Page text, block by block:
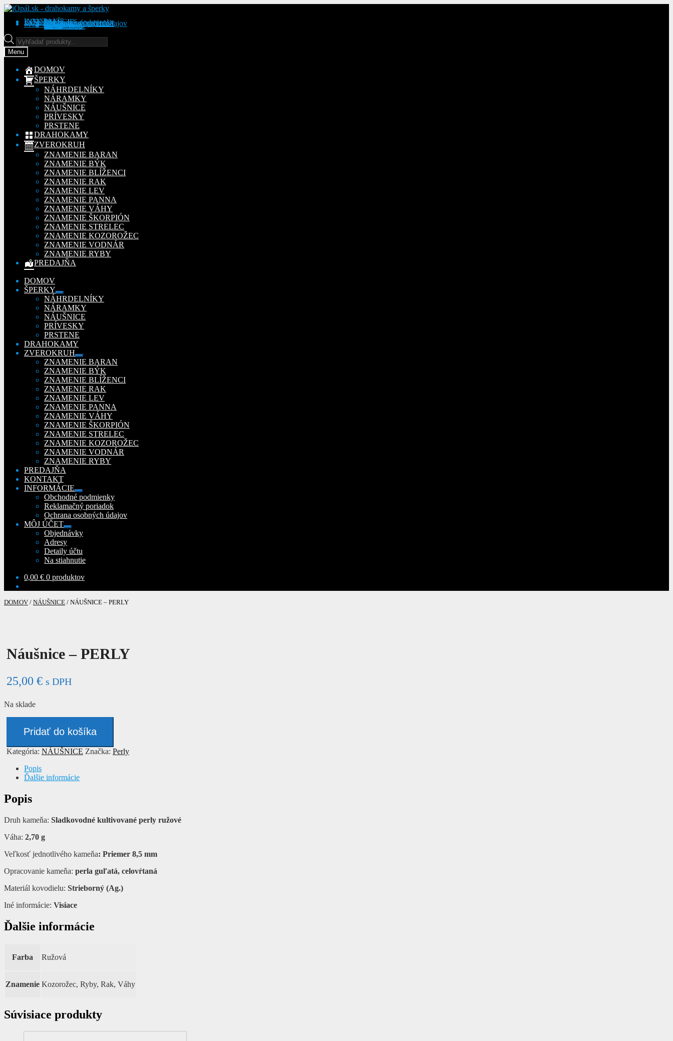
Preskočiť
navigáciu
Preskočiť
obsah
KONTAKT
INFORMÁCIE
Obchodné podmienky
Reklamačný poriadok
Ochrana osobných údajov
MÔJ ÚČETObjednávky
Adresy
Detaily účtu
Na stiahnutie
Products
search
Menu
DOMOV
ŠPERKY
NÁHRDELNÍKY
NÁRAMKY
NÁUŠNICE
PRÍVESKY
PRSTENE
DRAHOKAMY
ZVEROKRUH
ZNAMENIE BARAN
ZNAMENIE BÝK
ZNAMENIE BLÍŽENCI
ZNAMENIE RAK
ZNAMENIE LEV
ZNAMENIE PANNA
ZNAMENIE VÁHY
ZNAMENIE ŠKORPIÓN
ZNAMENIE STRELEC
ZNAMENIE KOZOROŽEC
ZNAMENIE VODNÁR
ZNAMENIE RYBY
PREDAJŇA
DOMOV
ŠPERKY
Rozbaliť
podradené
menu
NÁHRDELNÍKY
NÁRAMKY
NÁUŠNICE
PRÍVESKY
PRSTENE
DRAHOKAMY
ZVEROKRUH
Rozbaliť
podradené
menu
ZNAMENIE BARAN
ZNAMENIE BÝK
ZNAMENIE BLÍŽENCI
ZNAMENIE RAK
ZNAMENIE LEV
ZNAMENIE PANNA
ZNAMENIE VÁHY
ZNAMENIE ŠKORPIÓN
ZNAMENIE STRELEC
ZNAMENIE KOZOROŽEC
ZNAMENIE VODNÁR
ZNAMENIE RYBY
PREDAJŇA
KONTAKT
INFORMÁCIE
Rozbaliť
podradené
menu
Obchodné podmienky
Reklamačný poriadok
Ochrana osobných údajov
MÔJ ÚČET
Rozbaliť
podradené
Objednávky
Adresy
Detaily účtu
Na stiahnutie
0,00 € 0 produktov
DOMOV / NÁUŠNICE / NÁUŠNICE – PERLY
Náušnice – PERLY
25,00 € s DPH
Na sklade
Náušnice
PERLY
Pridať do košíka
Kategória: NÁUŠNICE Značka: Perly
Popis
Ďalšie informácie
Popis
Druh kameňa: Sladkovodné kultivované perly ružové
Váha: 2,70 g
Veľkosť jednotlivého kameňa: Priemer 8,5 mm
Opracovanie kameňa: perla guľatá, celovŕtaná
Materiál kovodielu: Strieborný (Ag.)
Iné informácie: Visiace
Ďalšie informácie
Farba Ružová
Znamenie Kozorožec, Ryby, Rak, Váhy
Súvisiace produkty